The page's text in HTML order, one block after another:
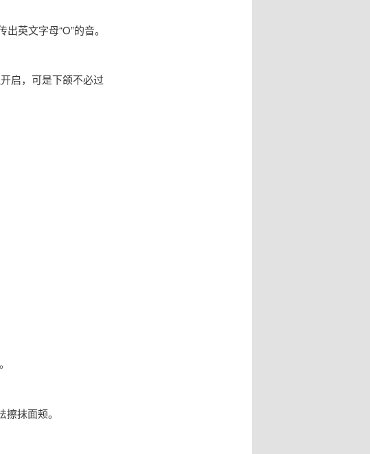
英文字母“O”的音。
启，可是下颌不必过
抹面颊。